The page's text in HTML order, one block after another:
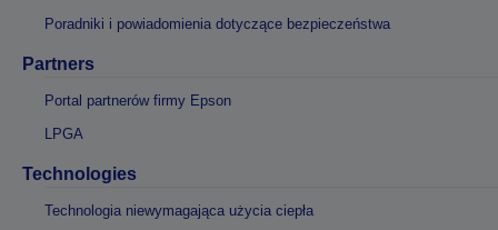
Poradniki i powiadomienia dotyczące bezpieczeństwa
Partners
Portal partnerów firmy Epson
LPGA
Technologies
Technologia niewymagająca użycia ciepła